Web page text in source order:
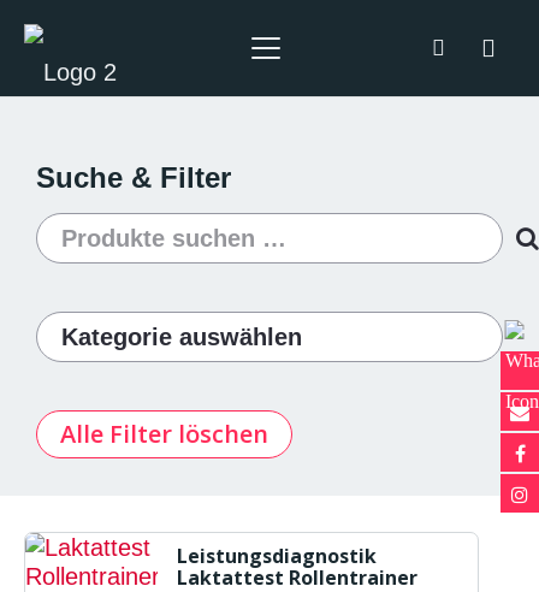
Suche & Filter
Suchen
nach:
Alle Filter löschen
Leistungsdiagnostik
Laktattest Rollentrainer